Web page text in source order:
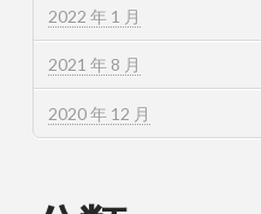
2022 年 1 月
2021 年 8 月
2020 年 12 月